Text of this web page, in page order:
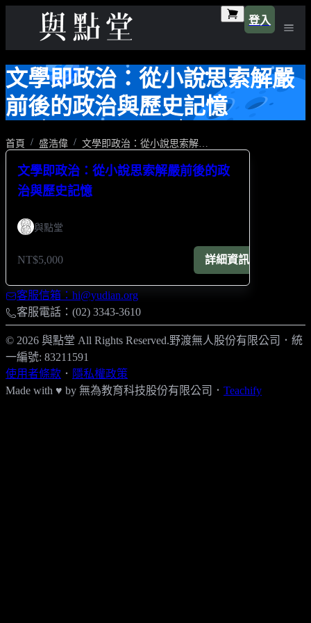
登入
文學即政治：從小說思索解嚴
前後的政治與歷史記憶
首頁 盛浩偉
文學即政治：從小說思索解嚴前後的政
治與歷史記憶
與點堂
NT$5,000 詳細資訊
客服信箱：hi@yudian.org
客服電話：(02) 3343-3610
© 2026 與點堂 All Rights Reserved.野渡無人股份有限公司 ． 統
一編號: 83211591
使用者條款 ． 隱私權政策
Made with ♥ by 無為教育科技股份有限公司． Teachify